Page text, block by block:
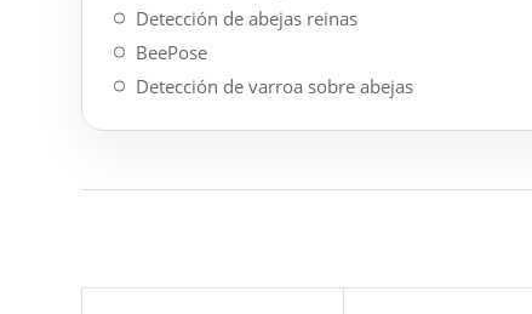
Detección de abejas reinas
BeePose
Detección de varroa sobre abejas